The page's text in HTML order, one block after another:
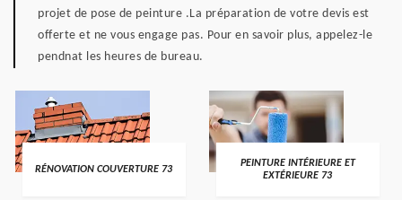
projet de pose de peinture .La préparation de votre devis est
offerte et ne vous engage pas. Pour en savoir plus, appelez-le
pendnat les heures de bureau.
RÉNOVATION COUVERTURE 73
PEINTURE INTÉRIEURE ET
EXTÉRIEURE 73